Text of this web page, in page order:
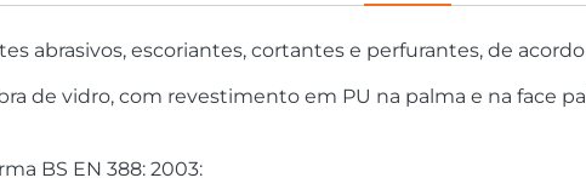
abrasivos, escoriantes, cortantes e perfurantes, de
de vidro, com revestimento em PU na palma e na face
BS EN 388: 2003: